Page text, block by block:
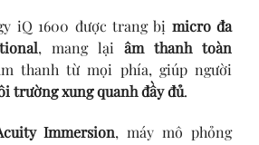
iQ 1600 được trang bị micro đa
, mang lại âm thanh toàn
thanh từ mọi phía, giúp người
trường xung quanh đầy đủ.
Immersion, máy mô phỏng